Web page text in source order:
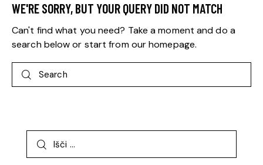
WE'RE SORRY, BUT YOUR QUERY DID NOT MATCH
Can't find what you need? Take a moment and do a
search below or start fromour homepage.